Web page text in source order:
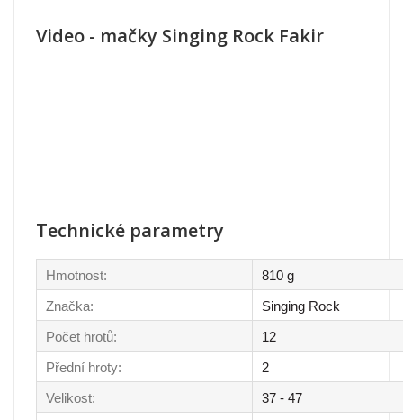
Video - mačky Singing Rock Fakir
Technické parametry
Hmotnost:
810 g
Značka:
Singing Rock
Počet hrotů:
12
Přední hroty:
2
Velikost:
37 - 47